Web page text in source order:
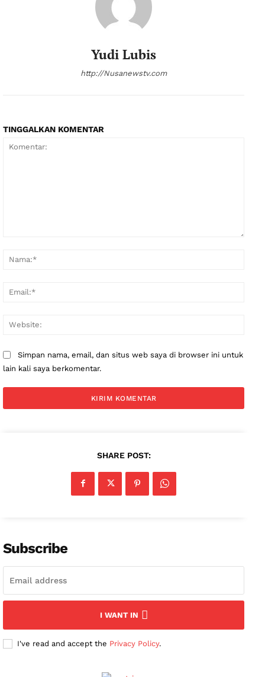
Yudi Lubis
http://Nusanewstv.com
TINGGALKAN KOMENTAR
Simpan nama, email, dan situs web saya di browser ini untuk
lain kali saya berkomentar.
SHARE POST:
Subscribe
I WANT IN
I've read and accept the Privacy Policy.